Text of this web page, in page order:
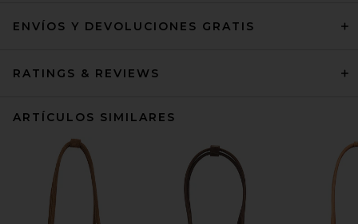
ENVÍOS Y DEVOLUCIONES GRATIS
RATINGS & REVIEWS
ARTÍCULOS SIMILARES